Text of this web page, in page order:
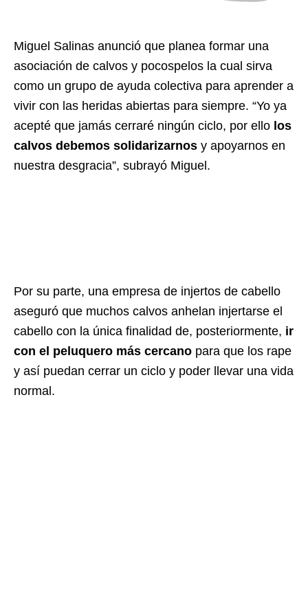
Miguel Salinas anunció que planea formar una
asociación de calvos y pocospelos la cual sirva
como un grupo de ayuda colectiva para aprender a
vivir con las heridas abiertas para siempre. “Yo ya
acepté que jamás cerraré ningún ciclo, por ello los
calvos debemos solidarizarnos y apoyarnos en
nuestra desgracia”, subrayó Miguel.
Por su parte, una empresa de injertos de cabello
aseguró que muchos calvos anhelan injertarse el
cabello con la única finalidad de, posteriormente, ir
con el peluquero más cercano para que los rape
y así puedan cerrar un ciclo y poder llevar una vida
normal.